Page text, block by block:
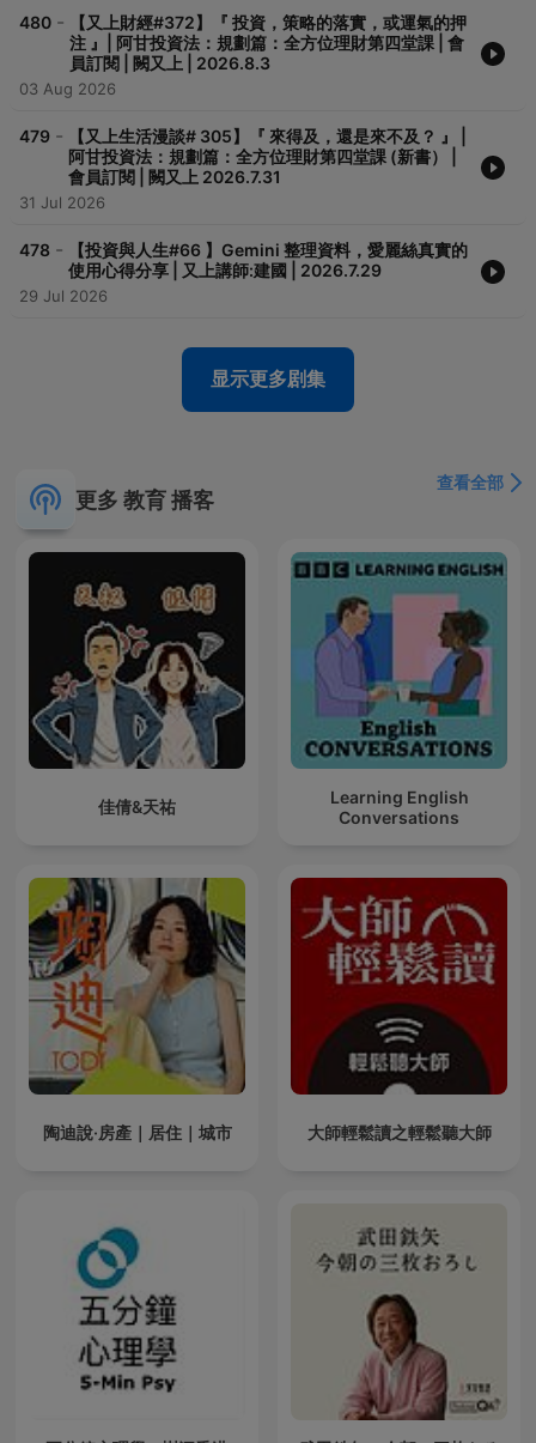
480 -
【又上財經#372】『 投資，策略的落實，或運氣的押
注 』| 阿甘投資法：規劃篇：全方位理財第四堂課 | 會
員訂閱 | 闕又上 | 2026.8.3
03 Aug 2026
479 -
【又上生活漫談# 305】『 來得及，還是來不及？ 』 |
阿甘投資法：規劃篇：全方位理財第四堂課 (新書） |
會員訂閱 | 闕又上 2026.7.31
31 Jul 2026
478 -
【投資與人生#66 】Gemini 整理資料，愛麗絲真實的
使用心得分享 | 又上講師:建國 | 2026.7.29
29 Jul 2026
显示更多剧集
更多 教育 播客
查看全部
佳倩&天祐
Learning English
Conversations
陶迪說·房產｜居住｜城市 大師輕鬆讀之輕鬆聽大師